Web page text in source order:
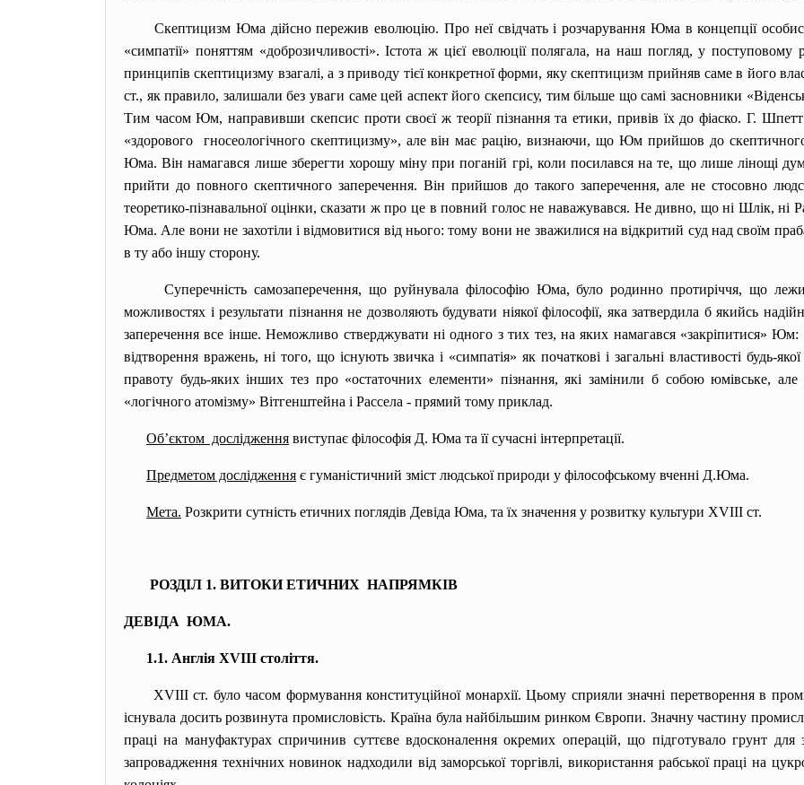
Скептицизм Юма дійсно пережив еволюцію. Про неї свідчать і розчарування Юма в концепції
«симпатії» поняттям «доброзичливості». Істота ж цієї еволюції полягала, на наш погляд, у
принципів скептицизму взагалі, а з приводу тієї конкретної форми, яку скептицизм прийняв саме в його
ст., як правило, залишали без уваги саме цей аспект його скепсису, тим більше що самі засновники
Тим часом Юм, направивши скепсис проти своєї ж теорії пізнання та етики, привів їх до фіаско. Г.
«здорового гносеологічного скептицизму», але він має рацію, визнаючи, що Юм прийшов до скептичного
Юма. Він намагався лише зберегти хорошу міну при поганій грі, коли посилався на те, що лише лінощі
прийти до повного скептичного заперечення. Він прийшов до такого заперечення, але не стосовно
теоретико-пізнавальної оцінки, сказати ж про це в повний голос не наважувався. Не дивно, що ні Шлік, ні
Юма. Але вони не захотіли і відмовитися від нього: тому вони не зважилися на відкритий суд над своїм
в ту або іншу сторону.
Суперечність самозаперечення, що руйнувала філософію Юма, було родинно протиріччя, що
можливостях і результати пізнання не дозволяють будувати ніякої філософії, яка затвердила б якийсь
заперечення все інше. Неможливо стверджувати ні одного з тих тез, на яких намагався «закріпитися» Юм:
відтворення вражень, ні того, що існують звичка і «симпатія» як початкові і загальні властивості будь-
правоту будь-яких інших тез про «остаточних елементи» пізнання, які замінили б собою юмівське,
«логічного атомізму» Вітгенштейна і Рассела - прямий тому приклад.
Об’єктом дослідження виступає філософія Д. Юма та її сучасні інтерпретації.
Предметом дослідження є гуманістичний зміст людської природи у філософському вченні Д.Юма.
Мета. Розкрити сутність етичних поглядів Девіда Юма, та їх значення у розвитку культури XVIII ст.
РОЗДІЛ 1. ВИТОКИ ЕТИЧНИХ НАПРЯМКІВ
ДЕВІДА ЮМА.
1.1. Англія XVIII століття.
XVIII ст. було часом формування конституційної монархії. Цьому сприяли значні перетворення в
існувала досить розвинута промисловість. Країна була найбільшим ринком Європи. Значну частину
праці на мануфактурах спричинив суттєве вдосконалення окремих операцій, що підготувало грунт
запровадження технічних новинок надходили від заморської торгівлі, використання рабської праці на